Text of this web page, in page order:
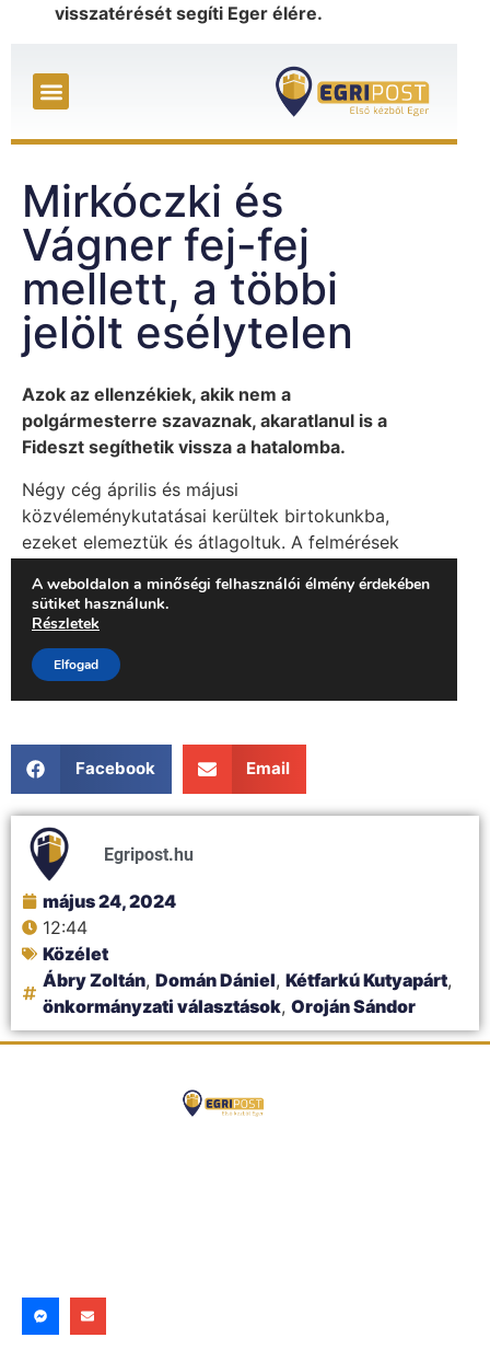
visszatérését segíti Eger élére.
Facebook Email
Egripost.hu
május 24, 2024
12:44
Közélet
Ábry Zoltán, Domán Dániel, Kétfarkú Kutyapárt,
önkormányzati választások, Oroján Sándor